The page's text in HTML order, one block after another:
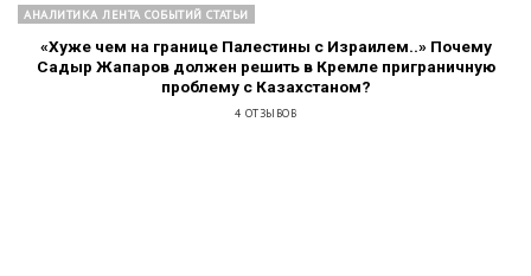
АНАЛИТИКА ЛЕНТА СОБЫТИЙ СТАТЬИ
«Хуже чем на границе Палестины с Израилем..» Почему
Садыр Жапаров должен решить в Кремле приграничную
проблему с Казахстаном?
4 ОТЗЫВОВ